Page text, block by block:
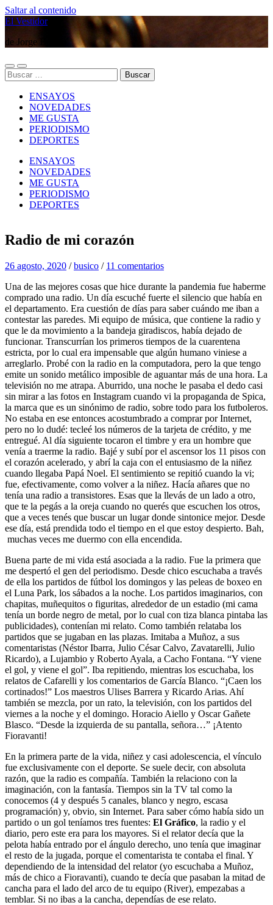
Saltar al contenido
El Vestidor
de Jorge Búsico
Alternar
el
móvil
Alternar
el
de
búsqueda
Buscar:
ENSAYOS
NOVEDADES
ME GUSTA
PERIODISMO
DEPORTES
ENSAYOS
NOVEDADES
ME GUSTA
PERIODISMO
DEPORTES
Radio de mi corazón
26 agosto, 2020 /busico / 11 comentarios
Una de las mejores cosas que hice durante la pandemia fue haberme
comprado una radio. Un día escuché fuerte el silencio que había en
el departamento. Era cuestión de días para saber cuándo me iban a
contestar las paredes. Mi equipo de música, que contiene la radio y
que le da movimiento a la bandeja giradiscos, había dejado de
funcionar. Transcurrían los primeros tiempos de la cuarentena
estricta, por lo cual era impensable que algún humano viniese a
arreglarlo. Probé con la radio en la computadora, pero la que tengo
emite un sonido metálico imposible de aguantar más de una hora. La
televisión no me atrapa. Aburrido, una noche le pasaba el dedo casi
sin mirar a las fotos en Instagram cuando vi la propaganda de Spica,
la marca que es un sinónimo de radio, sobre todo para los futboleros.
No estaba en ese entonces acostumbrado a comprar por Internet,
pero no lo dudé: tecleé los números de la tarjeta de crédito, y me
entregué. Al día siguiente tocaron el timbre y era un hombre que
venía a traerme la radio. Bajé y subí por el ascensor los 11 pisos con
el corazón acelerado, y abrí la caja con el entusiasmo de la niñez
cuando llegaba Papá Noel. El sentimiento se repitió cuando la vi;
fue, efectivamente, como volver a la niñez. Hacía añares que no
tenía una radio a transistores. Esas que la llevás de un lado a otro,
que te la pegás a la oreja cuando no querés que escuchen los otros,
que a veces tenés que buscar un lugar donde sintonice mejor. Desde
ese día, está prendida todo el tiempo en el que estoy despierto. Bah,
muchas veces me duermo con ella encendida.
Buena parte de mi vida está asociada a la radio. Fue la primera que
me despertó el gen del periodismo. Desde chico escuchaba a través
de ella los partidos de fútbol los domingos y las peleas de boxeo en
el Luna Park, los sábados a la noche. Los partidos imaginarios, con
chapitas, muñequitos o figuritas, alrededor de un estadio (mi cama
tenía un borde negro de metal, por lo cual con tiza blanca pintaba las
publicidades), contenían mi relato. Como también relataba los
partidos que se jugaban en las plazas. Imitaba a Muñoz, a sus
comentaristas (Néstor Ibarra, Julio César Calvo, Zavatarelli, Julio
Ricardo), a Lujambio y Roberto Ayala, a Cacho Fontana. “Y viene
el gol, y viene el gol”. Iba repitiendo, mientras los escuchaba, los
relatos de Cafarelli y los comentarios de García Blanco. “¡Caen los
cortinados!” Los maestros Ulises Barrera y Ricardo Arias. Ahí
también se mezcla, por un rato, la televisión, con los partidos del
viernes a la noche y el domingo. Horacio Aiello y Oscar Gañete
Blasco. “Desde la izquierda de su pantalla, señora…” ¡Atento
Fioravanti!
En la primera parte de la vida, niñez y casi adolescencia, el vínculo
fue exclusivamente con el deporte. Se suele decir, con absoluta
razón, que la radio es compañía. También la relaciono con la
imaginación, con la fantasía. Tiempos sin la TV tal como la
conocemos (4 y después 5 canales, blanco y negro, escasa
programación) y, obvio, sin Internet. Para saber cómo había sido un
partido o un gol teníamos tres fuentes: El Gráfico, la radio y el
diario, pero este era para los mayores. Si el relator decía que la
pelota había entrado por el ángulo derecho, uno tenía que imaginar
el resto de la jugada, porque el comentarista te contaba el final. Y
dependiendo de la intensidad del relator (yo escuchaba a Muñoz,
más de chico a Fioravanti), cuando te decía que pasaban la mitad de
cancha para el lado del arco de tu equipo (River), empezabas a
temblar. Si no ibas a la cancha, dependías de ese relato.